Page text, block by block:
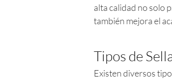
alta calidad no solo
también mejora el
Tipos de
Existen diversos